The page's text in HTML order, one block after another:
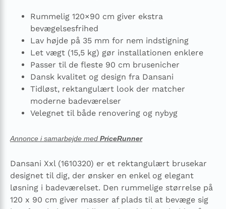
Rummelig 120×90 cm giver ekstra
bevægelsesfrihed
Lav højde på 35 mm for nem indstigning
Let vægt (15,5 kg) gør installationen enklere
Passer til de fleste 90 cm brusenicher
Dansk kvalitet og design fra Dansani
Tidløst, rektangulært look der matcher
moderne badeværelser
Velegnet til både renovering og nybyg
Annonce i samarbejde med PriceRunner
Dansani Xxl (1610320) er et rektangulært brusekar
designet til dig, der ønsker en enkel og elegant
løsning i badeværelset. Den rummelige størrelse på
120 x 90 cm giver masser af plads til at bevæge sig